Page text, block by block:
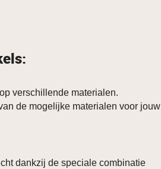
verschillende materialen.
de mogelijke materialen voor jouw
dankzij de speciale combinatie